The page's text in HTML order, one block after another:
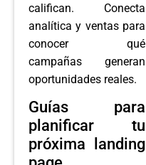
califican. Conecta
analítica y ventas para
conocer qué
campañas generan
oportunidades reales.
Guías para
planificar tu
próxima landing